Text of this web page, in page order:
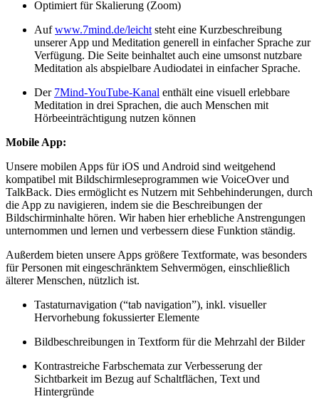
Optimiert für Skalierung (Zoom)
Aufwww.7mind.de/leicht steht eine Kurzbeschreibung
unserer App und Meditation generell in einfacher Sprache zur
Verfügung. Die Seite beinhaltet auch eine umsonst nutzbare
Meditation als abspielbare Audiodatei in einfacher Sprache.
Der 7Mind-YouTube-Kanal enthält eine visuell erlebbare
Meditation in drei Sprachen, die auch Menschen mit
Hörbeeinträchtigung nutzen können
Mobile App:
Unsere mobilen Apps für iOS und Android sind weitgehend
kompatibel mit Bildschirmleseprogrammen wie VoiceOver und
TalkBack. Dies ermöglicht es Nutzern mit Sehbehinderungen, durch
die App zu navigieren, indem sie die Beschreibungen der
Bildschirminhalte hören. Wir haben hier erhebliche Anstrengungen
unternommen und lernen und verbessern diese Funktion ständig.
Außerdem bieten unsere Apps größere Textformate, was besonders
für Personen mit eingeschränktem Sehvermögen, einschließlich
älterer Menschen, nützlich ist.
Tastaturnavigation (“tab navigation”), inkl. visueller
Hervorhebung fokussierter Elemente
Bildbeschreibungen in Textform für die Mehrzahl der Bilder
Kontrastreiche Farbschemata zur Verbesserung der
Sichtbarkeit im Bezug auf Schaltflächen, Text und
Hintergründe